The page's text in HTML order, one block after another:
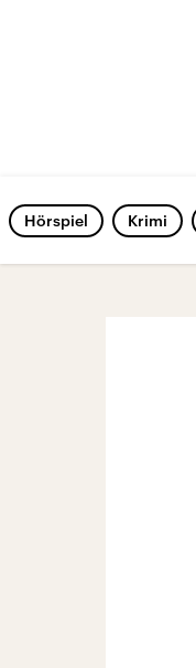
Hörspiel Krimi